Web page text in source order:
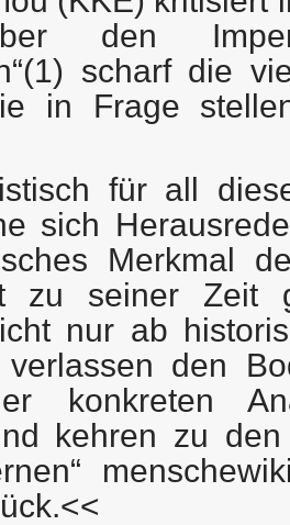
den
scharf die
in Frage
für all
sich
Merkmal
zu seiner Zeit
nur ab
den
konkreten
kehren zu